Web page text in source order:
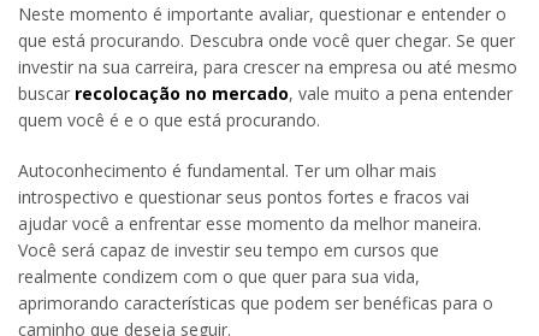
Neste momento é importante avaliar, questionar e entender o
que está procurando. Descubra onde você quer chegar. Se quer
investir na sua carreira, para crescer na empresa ou até mesmo
buscar recolocação no mercado, vale muito a pena entender
quem você é e o que está procurando.
Autoconhecimento é fundamental. Ter um olhar mais
introspectivo e questionar seus pontos fortes e fracos vai
ajudar você a enfrentar esse momento da melhor maneira.
Você será capaz de investir seu tempo em cursos que
realmente condizem com o que quer para sua vida,
aprimorando características que podem ser benéficas para o
caminho que deseja seguir.